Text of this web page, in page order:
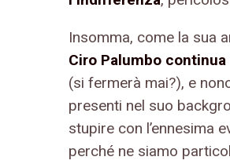
Insomma, come la sua
Ciro Palumbo
(si fermerà mai?), e
presenti nel suo
stupire con l’ennesima
perché ne siamo